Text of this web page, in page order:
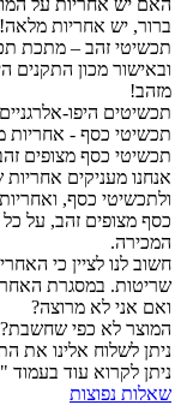
ברור, יש אחריות מלאה!
ובאישור מכון התקנים
מזהב!
תכשיטים היפו-
תכשיטי כסף - אחריות
תכשיטי כסף מצופים
אנחנו מעניקים
ולתכשיטי כסף,
כסף מצופים זהב, על כל
המכירה.
חשוב לנו לציין כי
שריטות. במסגרת
ואם אני לא מרוצה?
המוצר לא כפי
ניתן לשלוח אלינו את
ניתן לקרוא עוד בעמוד
שאלות נפוצות